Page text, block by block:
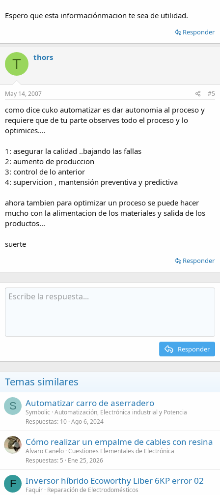
Espero que esta informaciónmacion te sea de utilidad.
Responder
T thors
May 14, 2007 #5
como dice cuko automatizar es dar autonomia al proceso y
requiere que de tu parte observes todo el proceso y lo
optimices....
1: asegurar la calidad ..bajando las fallas
2: aumento de produccion
3: control de lo anterior
4: supervicion , mantensión preventiva y predictiva
ahora tambien para optimizar un proceso se puede hacer
mucho con la alimentacion de los materiales y salida de los
productos...
suerte
Responder
Responder
Temas similares
S Automatizar carro de aserradero
Symbolic Automatización, Electrónica industrial y Potencia
Respuestas 10 Ago 6, 2024
Cómo realizar un empalme de cables con resina
Alvaro Canelo Cuestiones Elementales de Electrónica
Respuestas 5 Ene 25, 2026
F Inversor híbrido Ecoworthy Liber 6KP error 02
Faquir Reparación de Electrodomésticos